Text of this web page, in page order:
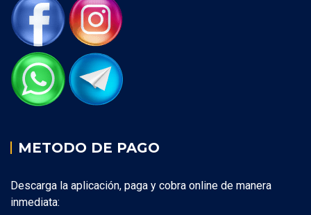
METODO DE PAGO
Descarga la aplicación, paga y cobra online de manera
inmediata: